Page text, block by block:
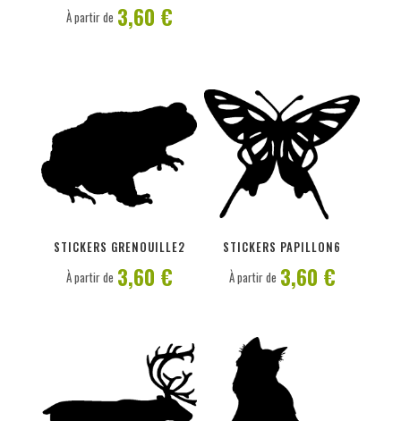
À partir de 3,60 €
STICKERS GRENOUILLE2
À partir de 3,60 €
STICKERS PAPILLON6
À partir de 3,60 €